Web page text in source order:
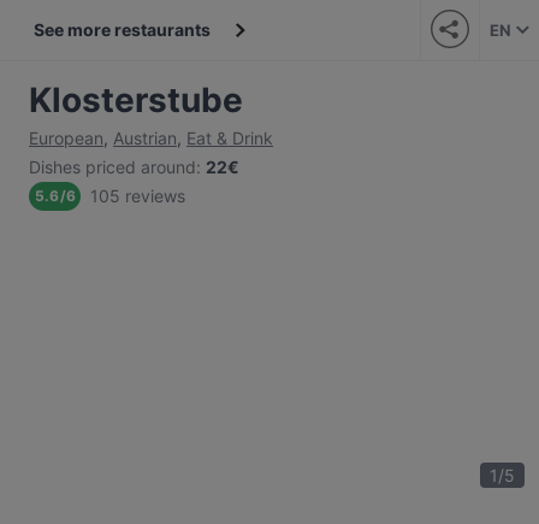
See more restaurants EN
Klosterstube
European, Austrian, Eat & Drink
Dishes priced around: 22€
5.6/6 105 reviews
1/5